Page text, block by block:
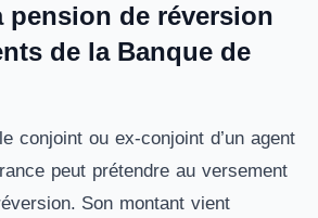
pension de réversion
de la Banque de
conjoint ou ex-conjoint d’un agent
peut prétendre au versement
Son montant vient